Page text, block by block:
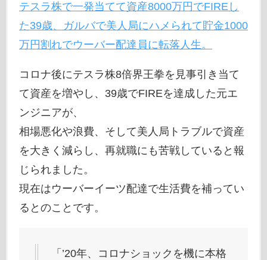
テスラ株で一発当てて資産8000万円でFIREし
た39歳、ガルバで美人局にハメられて貯金1000
万円割れでウーバー配達員に転落人生。
コロナ後にテスラ株8倍界王拳を見事引き当て
て資産を増やし、39歳でFIREを達成した元エ
ンジニアが、
相場悪化や浪費、そして美人局トラブルで資産
を大きく減らし、再就職にも苦戦していると報
じられました。
現在はウーバーイーツ配達で生活費を補ってい
るとのことです。
「’20年、コロナショックを機に本格